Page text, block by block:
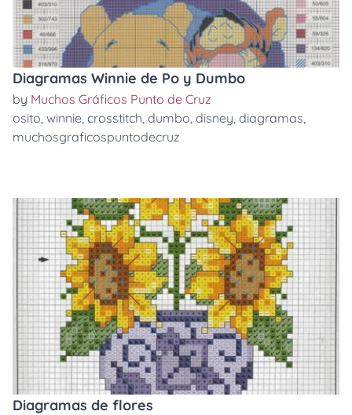
Diagramas Winnie de Po y Dumbo
by Muchos Gráficos Punto de Cruz
osito, winnie, crosstitch, dumbo, disney, diagramas,
muchosgraficospuntodecruz
Diagramas de flores